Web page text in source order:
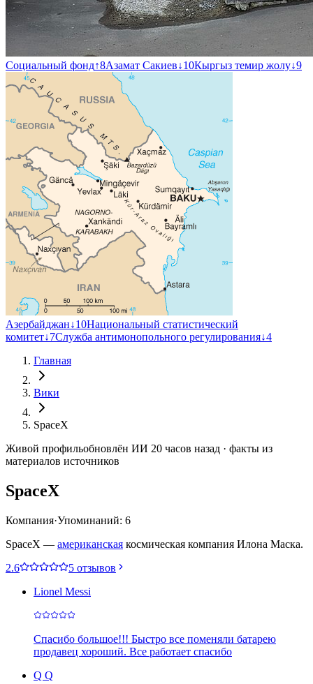
Социальный фонд↑8Азамат Сакиев↓10Кыргыз темир жолу↓9
Азербайджан↓10Национальный статистический
комитет↓7Служба антимонопольного регулирования↓4
Главная
Вики
SpaceX
Живой профильобновлён ИИ 20 часов назад · факты из
материалов источников
SpaceX
Компания·Упоминаний: 6
SpaceX — американская космическая компания Илона Маска.
2.6
5 отзывов
Lionel Messi
Спасибо большое!!! Быстро все поменяли батарею
продавец хороший. Все работает спасибо
Q Q